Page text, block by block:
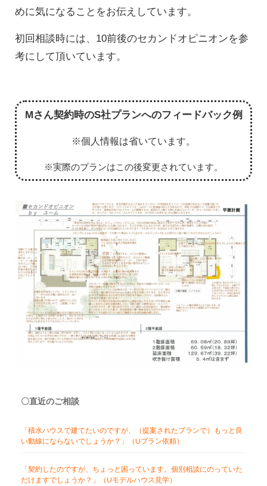
めに気になることをお伝えしています。
初回相談時には、10前後のセカンドオピニオンを参
考にして頂いています。
Mさん契約時のS社プランへのフィードバック例
※個人情報は省いています。
※実際のプランはこの後変更されています。
〇直近のご相談
「積水ハウスで建てたいのですが、（提案されたプランで）もっと良
い動線にならないでしょうか？」（Uプラン依頼）
「契約したのですが、ちょっと困っています。個別相談にのっていた
だけますでしょうか？」（Uモデルハウス見学）